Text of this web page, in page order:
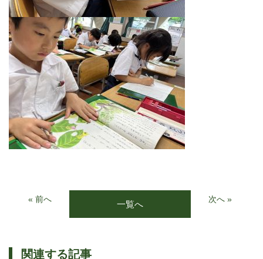
« 前へ 一覧へ 次へ »
関連する記事